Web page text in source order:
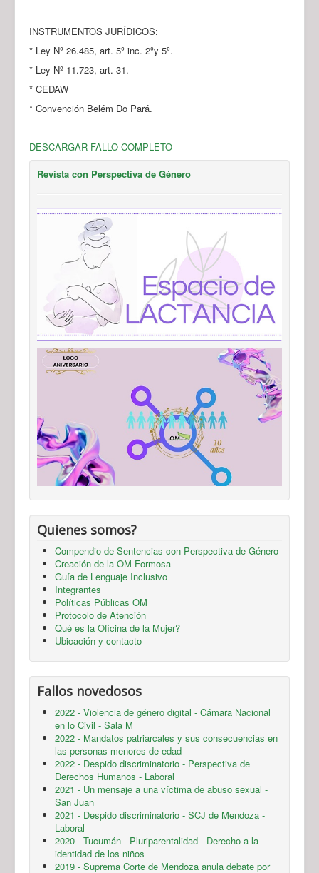
INSTRUMENTOS JURÍDICOS:
* Ley Nº 26.485, art. 5º inc. 2ºy 5º.
* Ley Nº 11.723, art. 31.
* CEDAW
* Convención Belém Do Pará.
DESCARGAR FALLO COMPLETO
Revista con Perspectiva de Género
Quienes somos?
Compendio de Sentencias con Perspectiva de Género
Creación de la OM Formosa
Guía de Lenguaje Inclusivo
Integrantes
Políticas Públicas OM
Protocolo de Atención
Qué es la Oficina de la Mujer?
Ubicación y contacto
Fallos novedosos
2022 - Violencia de género digital - Cámara Nacional
en lo Civil - Sala M
2022 - Mandatos patriarcales y sus consecuencias en
las personas menores de edad
2022 - Despido discriminatorio - Perspectiva de
Derechos Humanos - Laboral
2021 - Un mensaje a una víctima de abuso sexual -
San Juan
2021 - Despido discriminatorio - SCJ de Mendoza -
Laboral
2020 - Tucumán - Pluriparentalidad - Derecho a la
identidad de los niños
2019 - Suprema Corte de Mendoza anula debate por